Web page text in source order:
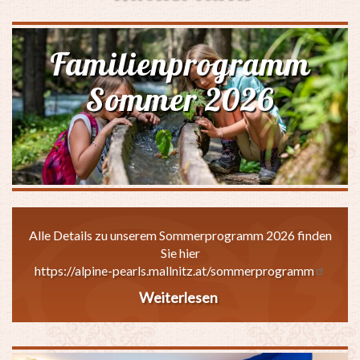
Familienprogramm
Sommer 2026
Alle Details zu unserem Sommerprogramm 2026 finden
Sie hier
https://alpine-pearls.mallnitz.at/sommerprogramm
Weiterlesenüber